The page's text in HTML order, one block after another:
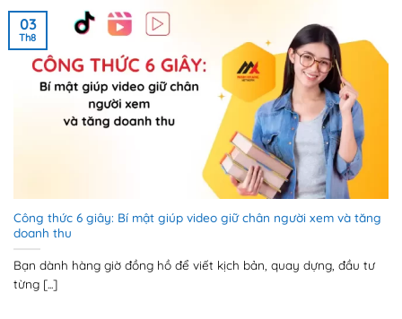
Công thức 6 giây: Bí mật giúp video giữ chân người xem và tăng
doanh thu
Bạn dành hàng giờ đồng hồ để viết kịch bản, quay dựng, đầu tư
từng [...]
03
Th8